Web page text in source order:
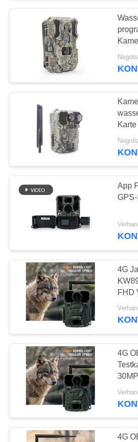
NEUIGKEITEN
ANGEBOT
SITEMAP
Kamera des
Hinter4g
Drahtlose
Hinterkamera
Kamera
Bluetooth
Jagd von
App
4G
FHD
4G
4G